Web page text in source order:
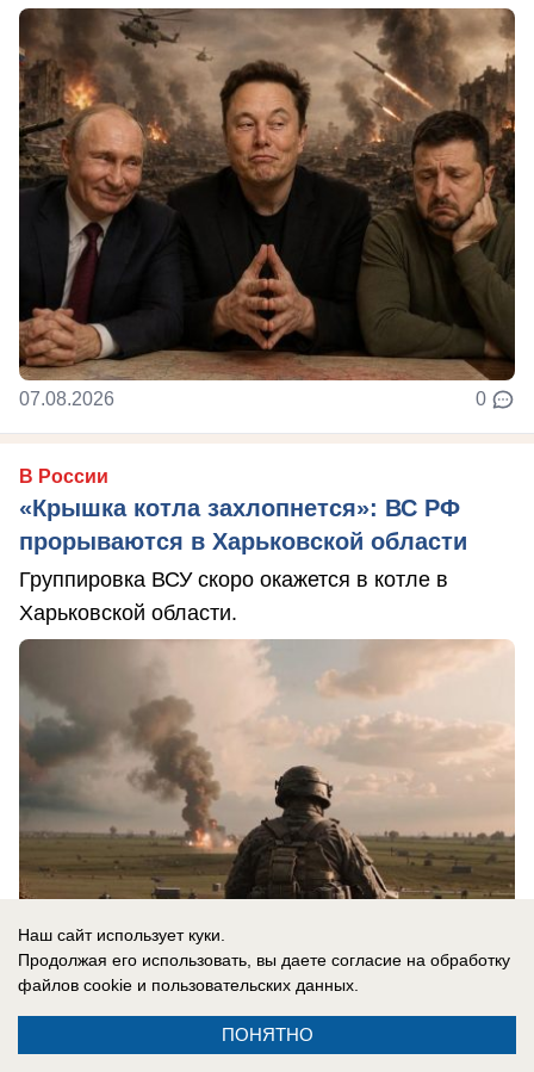
07.08.2026 0
В России
«Крышка котла захлопнется»: ВС РФ
прорываются в Харьковской области
Группировка ВСУ скоро окажется в котле в
Харьковской области.
Наш сайт использует куки.
Продолжая его использовать, вы даете согласие на обработку
файлов cookie и пользовательских данных.
ПОНЯТНО